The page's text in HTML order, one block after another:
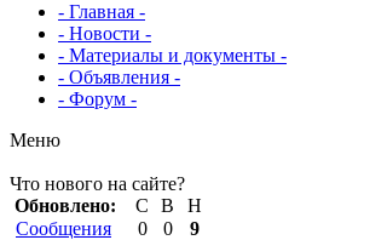
- Главная -
- Новости -
- Материалы и документы -
- Объявления -
- Форум -
Меню
Что нового на сайте?
Обновлено:
С В
Н
Сообщения
0 0
9